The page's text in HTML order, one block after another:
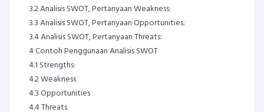
3.2Analisis SWOT, Pertanyaan Weakness:
3.3Analisis SWOT, Pertanyaan Opportunities:
3.4Analisis SWOT, Pertanyaan Threats:
4Contoh Penggunaan Analisis SWOT
4.1 Strengths:
4.2Weakness
4.3Opportunities
4.4Threats